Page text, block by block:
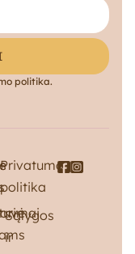
politika.
Privatumo
politika
Sąlygos
ir